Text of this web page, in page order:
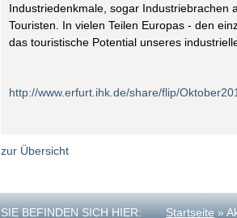
Industriedenkmale, sogar Industriebrachen
Touristen. In vielen Teilen Europas - den
das touristische Potential unseres
http://www.erfurt.ihk.de/share/flip/
zur Übersicht
SIE BEFINDEN SICH HIER: Startseite»